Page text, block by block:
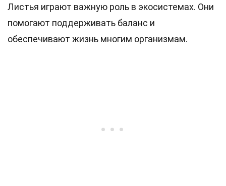
Листья играют важную роль в экосистемах. Они
помогают поддерживать баланс и
обеспечивают жизнь многим организмам.